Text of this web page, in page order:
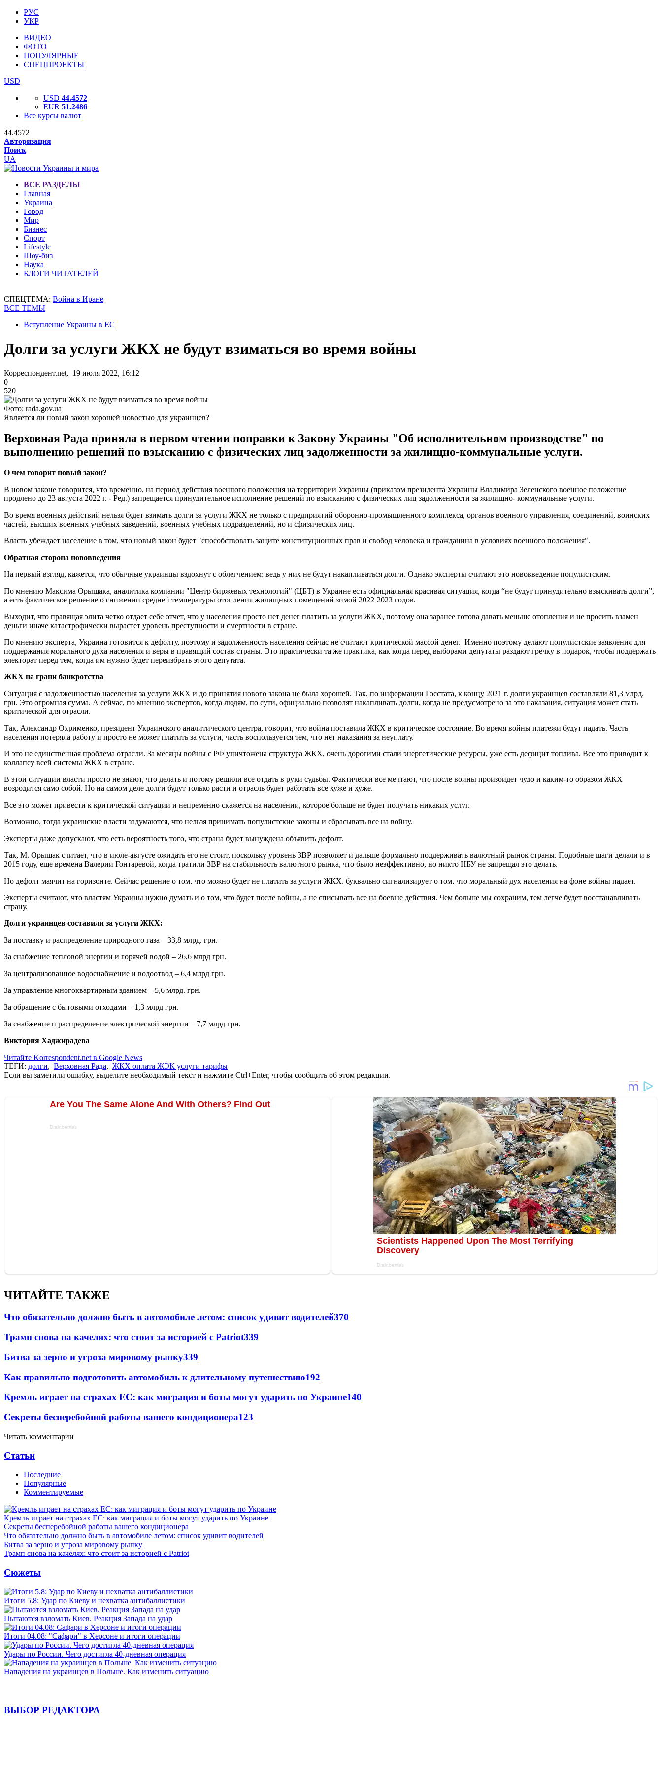
РУС
УКР
ВИДЕО
ФОТО
ПОПУЛЯРНЫЕ
СПЕЦПРОЕКТЫ
USD
USD 44.4572
EUR 51.2486
Все курсы валют
44.4572
Авторизация
Поиск
UA
ВСЕ РАЗДЕЛЫ
Главная
Украина
Город
Мир
Бизнес
Спорт
Lifestyle
Шоу-биз
Наука
БЛОГИ ЧИТАТЕЛЕЙ
СПЕЦТЕМА: Война в Иране
ВСЕ ТЕМЫ
Вступление Украины в ЕС
Долги за услуги ЖКХ не будут взиматься во время войны
Корреспондент.net, 19 июля 2022, 16:12
0
520
Фото: rada.gov.ua
Является ли новый закон хорошей новостью для украинцев?
Верховная Рада приняла в первом чтении поправки к Закону Украины "Об исполнительном производстве" по
выполнению решений по взысканию с физических лиц задолженности за жилищно-коммунальные услуги.
О чем говорит новый закон?
В новом законе говорится, что временно, на период действия военного положения на территории Украины (приказом президента Украины Владимира Зеленского военное положение
продлено до 23 августа 2022 г. - Ред.) запрещается принудительное исполнение решений по взысканию с физических лиц задолженности за жилищно- коммунальные услуги.
Во время военных действий нельзя будет взимать долги за услуги ЖКХ не только с предприятий оборонно-промышленного комплекса, органов военного управления, соединений, воинских
частей, высших военных учебных заведений, военных учебных подразделений, но и сфизических лиц.
Власть убеждает население в том, что новый закон будет "способствовать защите конституционных прав и свобод человека и гражданина в условиях военного положения".
Обратная сторона нововведения
На первый взгляд, кажется, что обычные украинцы вздохнут с облегчением: ведь у них не будут накапливаться долги. Однако эксперты считают это нововведение популистским.
По мнению Максима Орыщака, аналитика компании "Центр биржевых технологий" (ЦБТ) в Украине есть официальная красивая ситуация, когда “не будут принудительно взыскивать долги”,
а есть фактическое решение о снижении средней температуры отопления жилищных помещений зимой 2022-2023 годов.
Выходит, что правящая элита четко отдает себе отчет, что у населения просто нет денег платить за услуги ЖКХ, поэтому она заранее готова давать меньше отопления и не просить взамен
деньги иначе катастрофически вырастет уровень преступности и смертности в стране.
По мнению эксперта, Украина готовится к дефолту, поэтому и задолженность населения сейчас не считают критической массой денег. Именно поэтому делают популистские заявления для
поддержания морального духа населения и веры в правящий состав страны. Это практически та же практика, как когда перед выборами депутаты раздают гречку в подарок, чтобы поддержать
электорат перед тем, когда им нужно будет переизбрать этого депутата.
ЖКХ на грани банкротства
Ситуация с задолженностью населения за услуги ЖКХ и до принятия нового закона не была хорошей. Так, по информации Госстата, к концу 2021 г. долги украинцев составляли 81,3 млрд.
грн. Это огромная сумма. А сейчас, по мнению экспертов, когда людям, по сути, официально позволят накапливать долги, когда не предусмотрено за это наказания, ситуация может стать
критической для отрасли.
Так, Александр Охрименко, президент Украинского аналитического центра, говорит, что война поставила ЖКХ в критическое состояние. Во время войны платежи будут падать. Часть
населения потеряла работу и просто не может платить за услуги, часть воспользуется тем, что нет наказания за неуплату.
И это не единственная проблема отрасли. За месяцы войны с РФ уничтожена структура ЖКХ, очень дорогими стали энергетические ресурсы, уже есть дефицит топлива. Все это приводит к
коллапсу всей системы ЖКХ в стране.
В этой ситуации власти просто не знают, что делать и потому решили все отдать в руки судьбы. Фактически все мечтают, что после войны произойдет чудо и каким-то образом ЖКХ
возродится само собой. Но на самом деле долги будут только расти и отрасль будет работать все хуже и хуже.
Все это может привести к критической ситуации и непременно скажется на населении, которое больше не будет получать никаких услуг.
Возможно, тогда украинские власти задумаются, что нельзя принимать популистские законы и сбрасывать все на войну.
Эксперты даже допускают, что есть вероятность того, что страна будет вынуждена объявить дефолт.
Так, М. Орыщак считает, что в июле-августе ожидать его не стоит, поскольку уровень ЗВР позволяет и дальше формально поддерживать валютный рынок страны. Подобные шаги делали и в
2015 году, еще времена Валерии Гонтаревой, когда тратили ЗВР на стабильность валютного рынка, что было неэффективно, но никто НБУ не запрещал это делать.
Но дефолт маячит на горизонте. Сейчас решение о том, что можно будет не платить за услуги ЖКХ, буквально сигнализирует о том, что моральный дух населения на фоне войны падает.
Эксперты считают, что властям Украины нужно думать и о том, что будет после войны, а не списывать все на боевые действия. Чем больше мы сохраним, тем легче будет восстанавливать
страну.
Долги украинцев составили за услуги ЖКХ:
За поставку и распределение природного газа – 33,8 млрд. грн.
За снабжение тепловой энергии и горячей водой – 26,6 млрд грн.
За централизованное водоснабжение и водоотвод – 6,4 млрд грн.
За управление многоквартирным зданием – 5,6 млрд. грн.
За обращение с бытовыми отходами – 1,3 млрд грн.
За снабжение и распределение электрической энергии – 7,7 млрд грн.
Виктория Хаджирадева
Читайте Korrespondent.net в Google News
ТЕГИ: долги, Верховная Рада, ЖКХ оплата ЖЭК услуги тарифы
Если вы заметили ошибку, выделите необходимый текст и нажмите Ctrl+Enter, чтобы сообщить об этом редакции.
ЧИТАЙТЕ ТАКЖЕ
Что обязательно должно быть в автомобиле летом: список удивит водителей370
Трамп снова на качелях: что стоит за историей с Patriot339
Битва за зерно и угроза мировому рынку339
Как правильно подготовить автомобиль к длительному путешествию192
Кремль играет на страхах ЕС: как миграция и боты могут ударить по Украине140
Секреты бесперебойной работы вашего кондиционера123
Читать комментарии
Статьи
Последние
Популярные
Комментируемые
Кремль играет на страхах ЕС: как миграция и боты могут ударить по Украине
Секреты бесперебойной работы вашего кондиционера
Что обязательно должно быть в автомобиле летом: список удивит водителей
Битва за зерно и угроза мировому рынку
Трамп снова на качелях: что стоит за историей с Patriot
Сюжеты
Итоги 5.8: Удар по Киеву и нехватка антибаллистики
Пытаются взломать Киев. Реакция Запада на удар
Итоги 04.08: "Сафари" в Херсоне и итоги операции
Удары по России. Чего достигла 40-дневная операция
Нападения на украинцев в Польше. Как изменить ситуацию
ВЫБОР РЕДАКТОРА